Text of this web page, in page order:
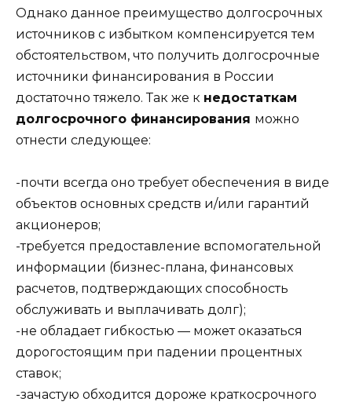
Однако данное преимущество долгосрочных
источников с избытком компенсируется тем
обстоятельством, что получить долгосрочные
источники финансирования в России
достаточно тяжело. Так же к недостаткам
долгосрочного финансирования можно
отнести следующее:
-почти всегда оно требует обеспечения в виде
объектов основных средств и/или гарантий
акционеров;
-требуется предоставление вспомогательной
информации (бизнес-плана, финансовых
расчетов, подтверждающих способность
обслуживать и выплачивать долг);
-не обладает гибкостью — может оказаться
дорогостоящим при падении процентных
ставок;
-зачастую обходится дороже краткосрочного